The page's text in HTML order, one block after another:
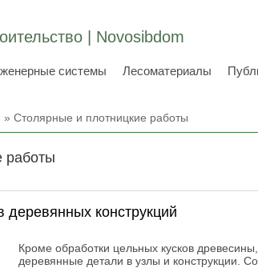
| Novosibdom
системы Лесоматериалы
» Столярные и плотницкие работы
работы
конструкций
Кроме обработки цельных кусков
деревянные детали в узлы и конструкции.